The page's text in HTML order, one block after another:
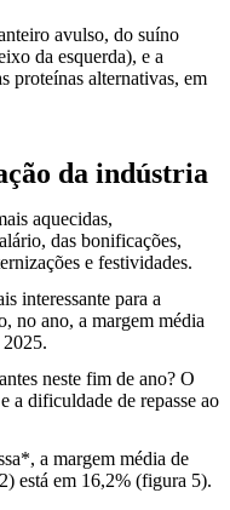
avulso, do suíno
da esquerda), e a
proteínas alternativas, em
da indústria
aquecidas,
das bonificações,
e festividades.
interessante para a
no ano, a margem média
neste fim de ano? O
a dificuldade de repasse ao
a margem média de
está em 16,2% (figura 5).